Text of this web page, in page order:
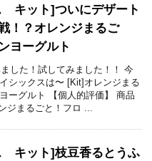
キット]ついにデザート
！？オレンジまるご
ヨーグルト
した！試してみました！！ 今
シックスは〜 [Kit]オレンジまる
ーグルト 【個人的評価】 商品
まるごと！フロ ...
キット]枝豆香るとうふ